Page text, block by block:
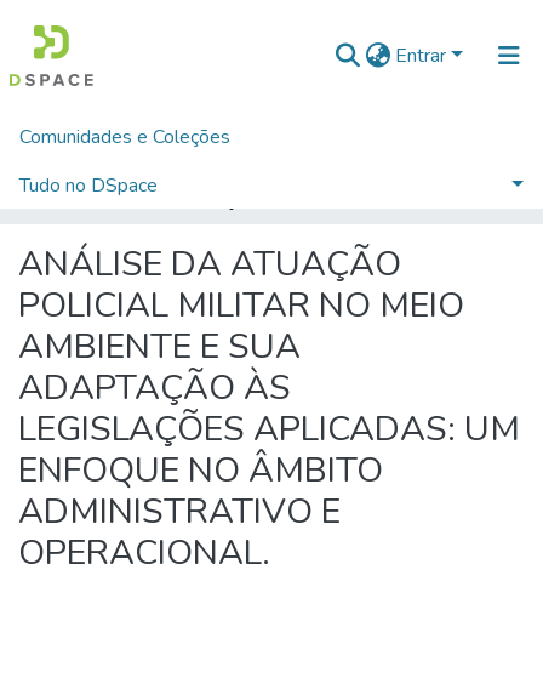
Entrar
Comunidades e Coleções
Tudo no DSpace
Início
ANÁLISE DA ATUAÇÃO
POLICIAL MILITAR NO MEIO
AMBIENTE E SUA
ADAPTAÇÃO ÀS
LEGISLAÇÕES APLICADAS: UM
ENFOQUE NO ÂMBITO
ADMINISTRATIVO E
OPERACIONAL.